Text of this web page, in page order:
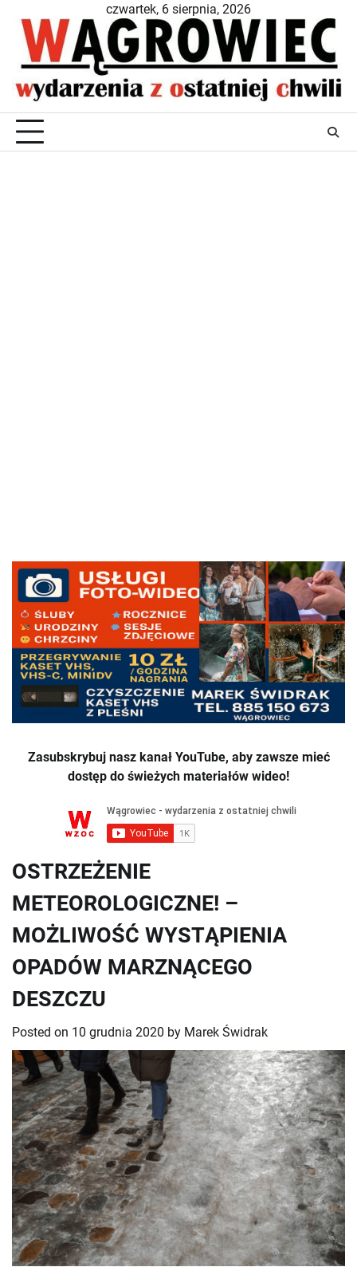
content
czwartek, 6 sierpnia, 2026
Zasubskrybuj nasz kanał YouTube, aby zawsze mieć
dostęp do świeżych materiałów wideo!
OSTRZEŻENIE
METEOROLOGICZNE! –
MOŻLIWOŚĆ WYSTĄPIENIA
OPADÓW MARZNĄCEGO
DESZCZU
Posted on 10 grudnia 2020 by Marek Świdrak